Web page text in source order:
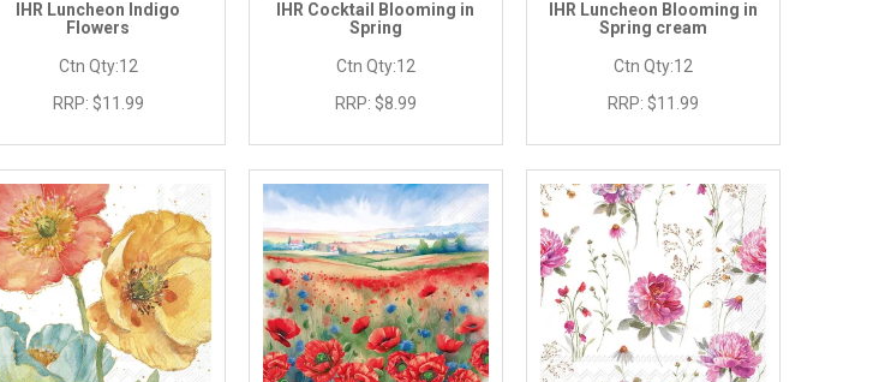
IHR Luncheon Indigo
Flowers
Ctn Qty:12
RRP: $11.99
IHR Cocktail Blooming in
Spring
Ctn Qty:12
RRP: $8.99
IHR Luncheon Blooming in
Spring cream
Ctn Qty:12
RRP: $11.99